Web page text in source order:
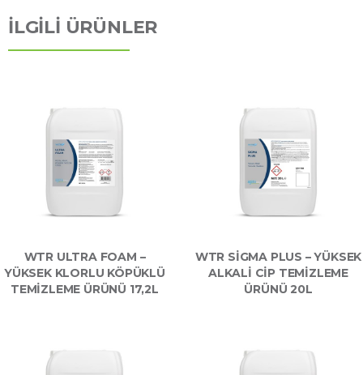
İLGİLİ ÜRÜNLER
WTR ULTRA FOAM –
YÜKSEK KLORLU KÖPÜKLÜ
TEMIZLEME ÜRÜNÜ 17,2L
WTR SIGMA PLUS – YÜKSEK
ALKALI CIP TEMIZLEME
ÜRÜNÜ 20L